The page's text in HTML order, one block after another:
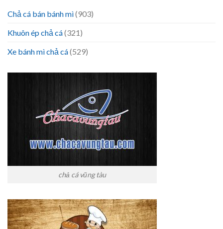
Chả cá bán bánh mì(903)
Khuôn ép chả cá(321)
Xe bánh mì chả cá(529)
chả cá vũng tàu